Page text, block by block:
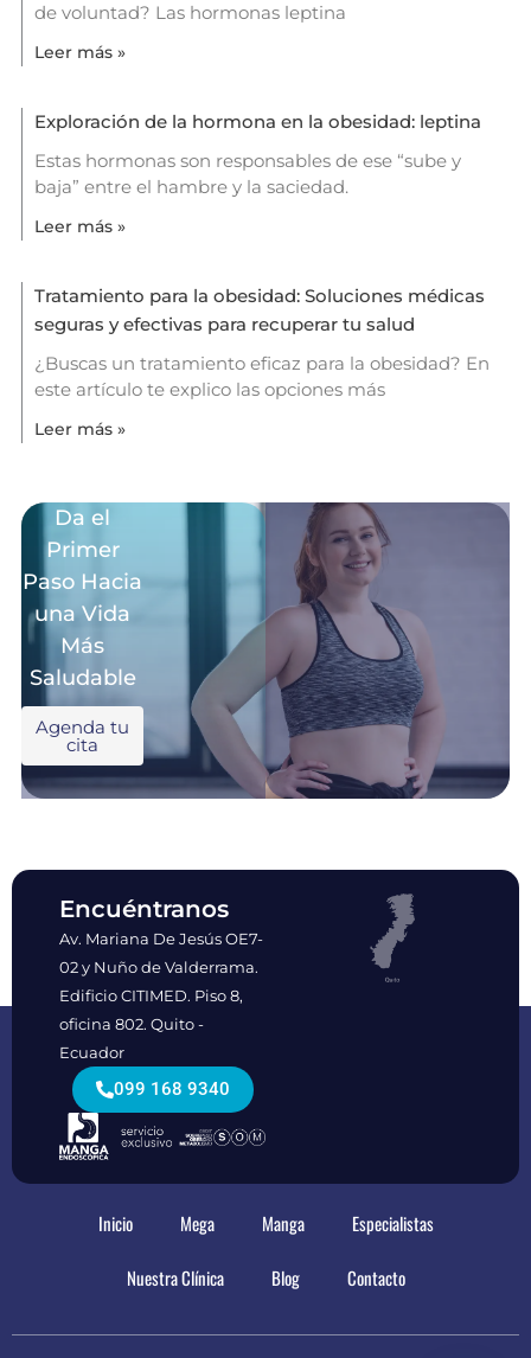
de voluntad? Las hormonas leptina
Leer más »
Exploración de la hormona en la obesidad: leptina
Estas hormonas son responsables de ese “sube y
baja” entre el hambre y la saciedad.
Leer más »
Tratamiento para la obesidad: Soluciones médicas
seguras y efectivas para recuperar tu salud
¿Buscas un tratamiento eficaz para la obesidad? En
este artículo te explico las opciones más
Leer más »
Da el
Primer
Paso Hacia
una Vida
Más
Saludable
Agenda tu
cita
Encuéntranos
Av. Mariana De Jesús OE7-
02 y Nuño de Valderrama.
Edificio CITIMED. Piso 8,
oficina 802. Quito -
Ecuador
099 168 9340
Inicio Mega Manga Especialistas
Nuestra Clínica Blog Contacto